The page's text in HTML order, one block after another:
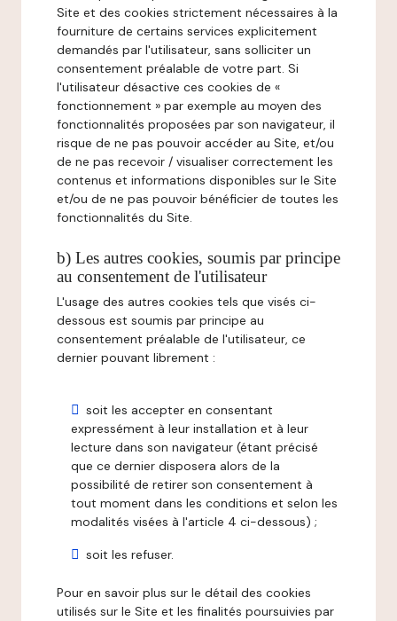
Site et des cookies strictement nécessaires à la
fourniture de certains services explicitement
demandés par l'utilisateur, sans solliciter un
consentement préalable de votre part. Si
l'utilisateur désactive ces cookies de «
fonctionnement » par exemple au moyen des
fonctionnalités proposées par son navigateur, il
risque de ne pas pouvoir accéder au Site, et/ou
de ne pas recevoir / visualiser correctement les
contenus et informations disponibles sur le Site
et/ou de ne pas pouvoir bénéficier de toutes les
fonctionnalités du Site.
b) Les autres cookies, soumis par principe
au consentement de l'utilisateur
L'usage des autres cookies tels que visés ci-
dessous est soumis par principe au
consentement préalable de l'utilisateur, ce
dernier pouvant librement :
soit les accepter en consentant
expressément à leur installation et à leur
lecture dans son navigateur (étant précisé
que ce dernier disposera alors de la
possibilité de retirer son consentement à
tout moment dans les conditions et selon les
modalités visées à l'article 4 ci-dessous) ;
soit les refuser.
Pour en savoir plus sur le détail des cookies
utilisés sur le Site et les finalités poursuivies par